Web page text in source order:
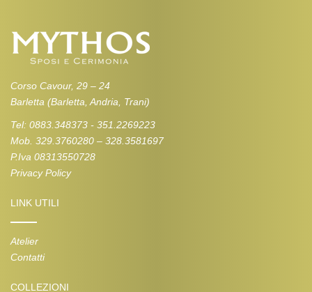
Corso Cavour, 29 – 24
Barletta (Barletta, Andria, Trani)
Tel: 0883.348373 - 351.2269223
Mob. 329.3760280 – 328.3581697
P.Iva 08313550728
Privacy Policy
LINK UTILI
Atelier
Contatti
COLLEZIONI